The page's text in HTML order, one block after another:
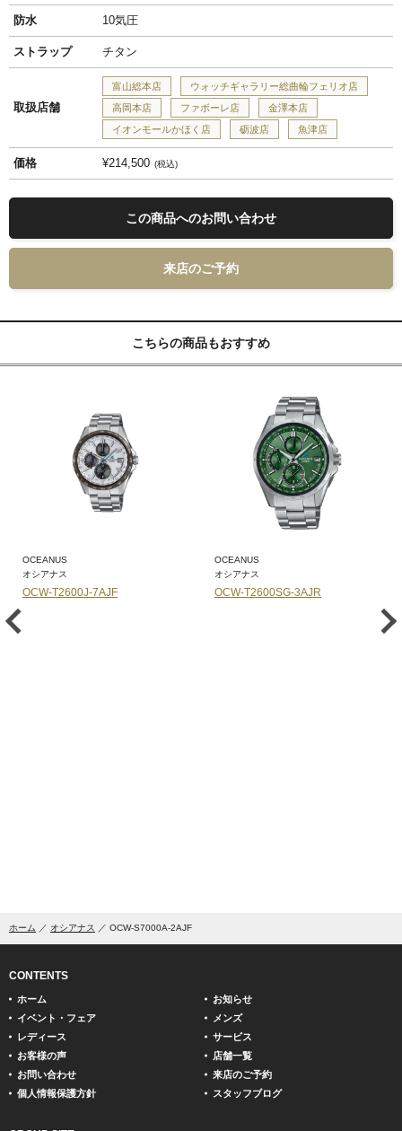
防水 10気圧
ストラップ チタン
取扱店舗
富山総本店
ウォッチギャラリー総曲輪フェリオ店
高岡本店
ファボーレ店
金澤本店
イオンモールかほく店
砺波店 魚津店
価格 ¥214,500 税込
この商品へのお問い合わせ
来店のご予約
こちらの商品もおすすめ
OCEANUS
オシアナス
OCW-T2600J-7AJF
OCEANUS
オシアナス
OCW-T2600SG-3AJR
ホーム オシアナス OCW-S7000A-2AJF
CONTENTS
ホーム
お知らせ
イベント・フェア
メンズ
レディース
サービス
お客様の声
店舗一覧
お問い合わせ
来店のご予約
個人情報保護方針
スタッフブログ